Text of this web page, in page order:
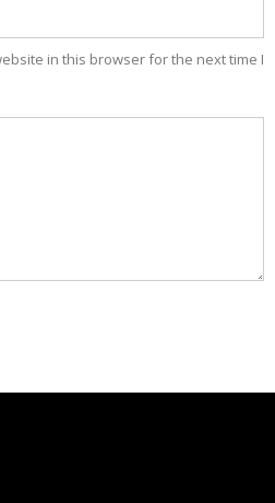
in this browser for the next time I